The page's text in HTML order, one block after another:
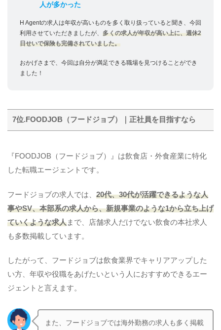
人が多かった
H Agentの求人は年収が高いものを多く取り扱っていると聞き、今回
利用させていただきましたが、多くの求人が年収が高い上に、週休2
日せいで保険も完備されていました。
おかげさまで、今回は自分が満足できる職場を見つけることができ
ました！
7位.FOODJOB（フードジョブ）｜正社員を目指すなら
『FOODJOB（フードジョブ）』は飲食店・外食産業に特化
した転職エージェントです。
フードジョブの求人では、 20代、30代が活躍できるような人
事やSV、本部系の求人から、新規事業のような1から立ち上げ
ていくような求人まで、店舗求人だけでない飲食の本社求人
も多数掲載しています。
したがって、フードジョブは飲食業界でキャリアアップした
い方、年収や役職をあげたいという人におすすめできるエー
ジェントと言えます。
また、フードジョブでは海外勤務の求人も多く掲載